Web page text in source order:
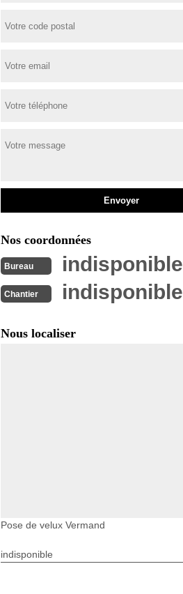
Nos coordonnées
Bureau indisponible
Chantier indisponible
Nous localiser
Pose de velux Vermand
indisponible